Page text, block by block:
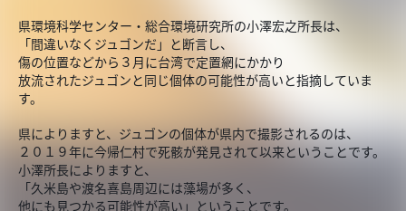
県環境科学センター・総合環境研究所の小澤宏之所長は、
「間違いなくジュゴンだ」と断言し、
傷の位置などから３月に台湾で定置網にかかり
放流されたジュゴンと同じ個体の可能性が高いと指摘していま
す。
県によりますと、ジュゴンの個体が県内で撮影されるのは、
２０１９年に今帰仁村で死骸が発見されて以来ということです。
小澤所長によりますと、
「久米島や渡名喜島周辺には藻場が多く、
他にも見つかる可能性が高い」ということです。